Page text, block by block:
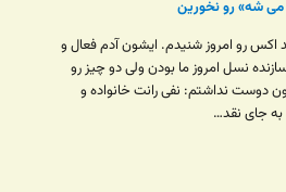
شه» رو نخورین
رو امروز شنیدم. ایشون آدم فعال و
نسل امروز ما بودن ولی دو چیز رو
دوست نداشتم: نفی رانت خانواده و
به جای نقد…